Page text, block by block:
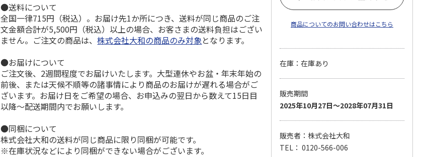
●送料について
全国一律715円（税込）。お届け先1か所につき、送料が同じ商品のご注
文金額合計が5,500円（税込）以上の場合、お客さまの送料負担はござい
ません。ご注文の商品は、株式会社大和の商品のみ対象となります。
●お届けについて
ご注文後、2週間程度でお届けいたします。大型連休やお盆・年末年始の
前後、または天候不順等の諸事情により商品のお届けが遅れる場合がご
ざいます。お届け日をご希望の場合、お申込みの翌日から数えて15日目
以降～配送期間内でお願いします。
●同梱について
株式会社大和の送料が同じ商品に限り同梱が可能です。
※在庫状況などにより同梱ができない場合がございます。
商品についてのお問い合わせはこちら
在庫：在庫あり
販売期間
2025年10月27日～2028年07月31日
販売者：株式会社大和
TEL： 0120-566-006